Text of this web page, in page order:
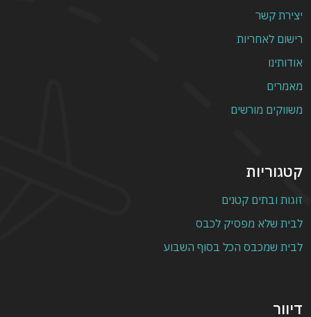
יצירת קשר
רישום לאחריות
אודותינו
מאמרים
משווקים מורשים
קטגוריות
זוגות ובתים קטנים
לבית שלא מפסיק לכבס
לבית שמכבס הכל בסוף השבוע
דיוור